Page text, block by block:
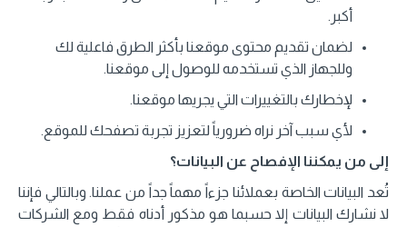
أكبر.
لضمان تقديم محتوى موقعنا بأكثر الطرق فاعلية لك
وللجهاز الذي تستخدمه للوصول إلى موقعنا.
لإخطارك بالتغييرات التي يجريها موقعنا.
لأي سبب آخر نراه ضرورياً لتعزيز تجربة تصفحك للموقع.
إلى من يمكننا الإفصاح عن البيانات؟
تُعد البيانات الخاصة بعملائنا جزءاً مهماً جداً من عملنا. وبالتالي فإننا
لا نشارك البيانات إلا حسبما هو مذكور أدناه فقط ومع الشركات